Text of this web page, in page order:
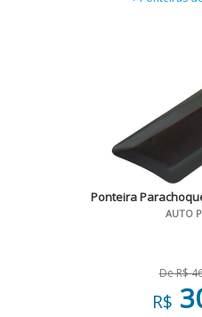
Ponteira
AUTO
De R$
R$